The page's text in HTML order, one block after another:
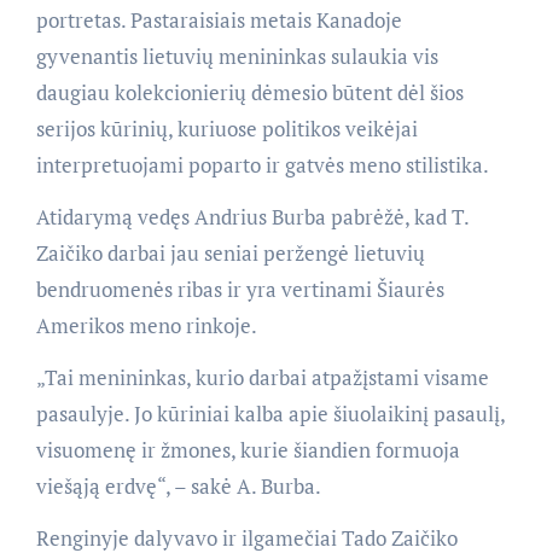
portretas. Pastaraisiais metais Kanadoje
gyvenantis lietuvių menininkas sulaukia vis
daugiau kolekcionierių dėmesio būtent dėl šios
serijos kūrinių, kuriuose politikos veikėjai
interpretuojami poparto ir gatvės meno stilistika.
Atidarymą vedęs Andrius Burba pabrėžė, kad T.
Zaičiko darbai jau seniai peržengė lietuvių
bendruomenės ribas ir yra vertinami Šiaurės
Amerikos meno rinkoje.
„Tai menininkas, kurio darbai atpažįstami visame
pasaulyje. Jo kūriniai kalba apie šiuolaikinį pasaulį,
visuomenę ir žmones, kurie šiandien formuoja
viešąją erdvę“, – sakė A. Burba.
Renginyje dalyvavo ir ilgamečiai Tado Zaičiko